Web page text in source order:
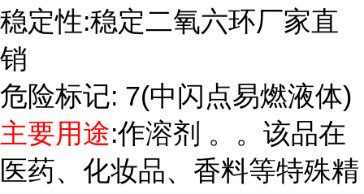
稳定性:稳定二氧六环厂家直
销
危险标记: 7(中闪点易燃液体)
主要用途:作溶剂 。。该品在
医药、化妆品、香料等特殊精